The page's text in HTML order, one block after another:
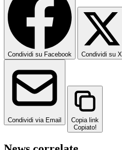
Condividi su Facebook Condividi su X
Condividi via Email
Copia link
Copiato!